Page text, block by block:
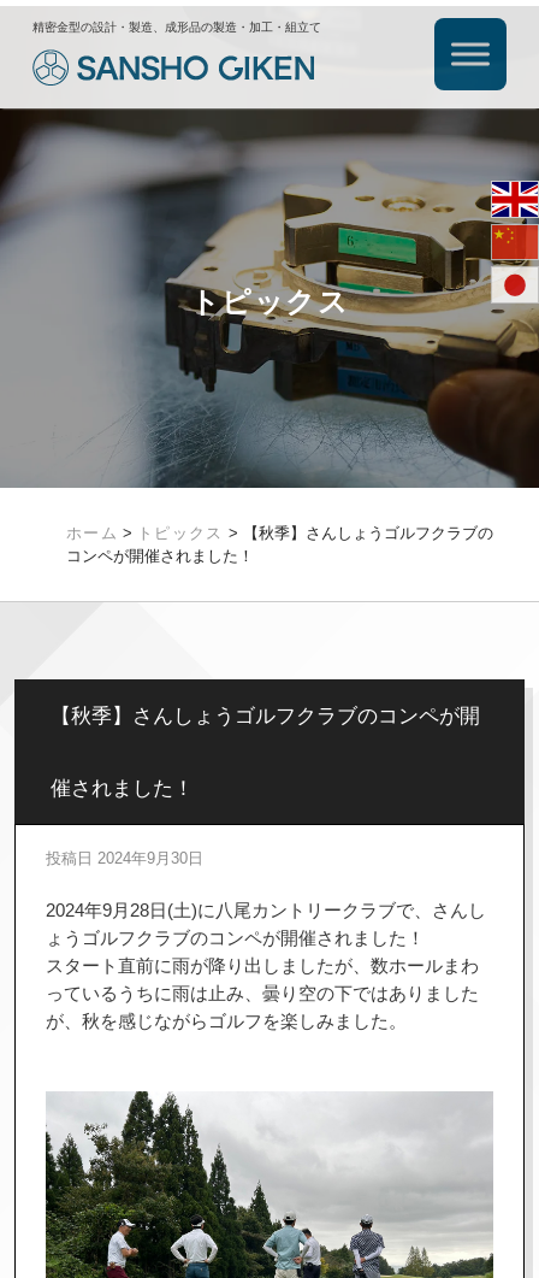
精密金型の設計・製造、成形品の製造・加工・組立て
トピックス
ホーム > トピックス >
【秋季】さんしょうゴルフクラブの
コンペが開催されました！
【秋季】さんしょうゴルフクラブのコンペが開
催されました！
投稿日 2024年9月30日
2024年9月28日(土)に八尾カントリークラブで、さんし
ょうゴルフクラブのコンペが開催されました！
スタート直前に雨が降り出しましたが、数ホールまわ
っているうちに雨は止み、曇り空の下ではありました
が、秋を感じながらゴルフを楽しみました。